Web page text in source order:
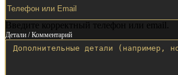
Введите корректный телефон или email.
Детали / Комментарий